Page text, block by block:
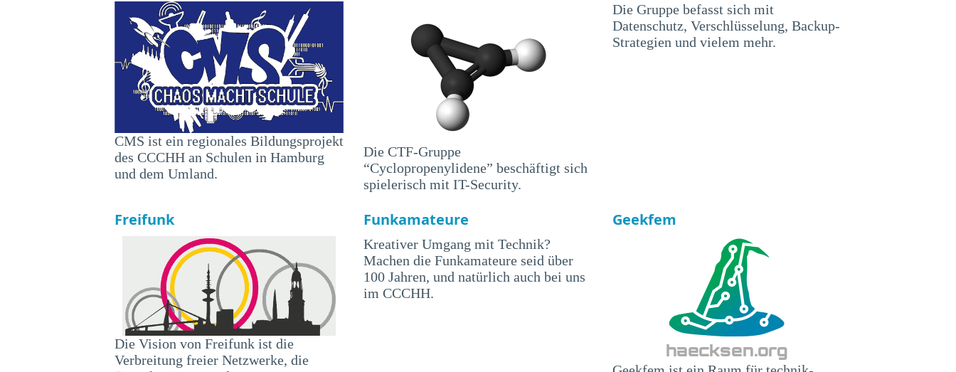
CMS ist ein regionales Bildungsprojekt
des CCCHH an Schulen in Hamburg
und dem Umland.
Die CTF-Gruppe
“Cyclopropenylidene” beschäftigt sich
spielerisch mit IT-Security.
Die Gruppe befasst sich mit
Datenschutz, Verschlüsselung, Backup-
Strategien und vielem mehr.
Freifunk
Die Vision von Freifunk ist die
Verbreitung freier Netzwerke, die
Funkamateure
Kreativer Umgang mit Technik?
Machen die Funkamateure seid über
100 Jahren, und natürlich auch bei uns
im CCCHH.
Geekfem